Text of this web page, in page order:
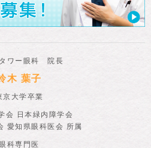
ワー眼科 院長
木 葉子
京大学卒業
会 日本緑内障学会
愛知県眼科医会 所属
眼科専門医